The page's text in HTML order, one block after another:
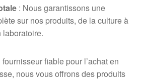
: Nous garantissons une
sur nos produits, de la culture à
laboratoire.
fiable pour l’achat en
nous vous offrons des produits